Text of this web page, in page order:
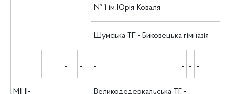
№ 1 ім.Юрія Коваля
Шумська ТГ - Биковецька гімназія
МІНІ-
Великодедеркальська ТГ -